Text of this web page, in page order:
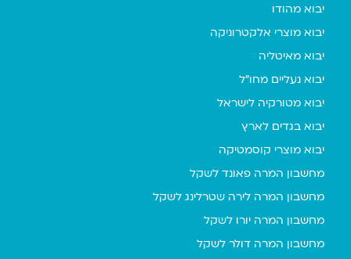
יבוא מהודו
יבוא מוצרי אלקטרוניקה
יבוא מאיטליה
יבוא נעליים מחו"ל
יבוא מטורקיה לישראל
יבוא בגדים לארץ
יבוא מוצרי קוסמטיקה
מחשבון המרה פאונד לשקל
מחשבון המרה לירה שטרלינג לשקל
מחשבון המרה יורו לשקל
מחשבון המרה דולר לשקל